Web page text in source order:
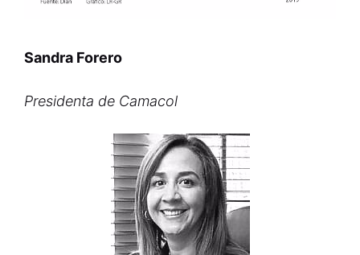
Sandra Forero
Presidenta de Camacol